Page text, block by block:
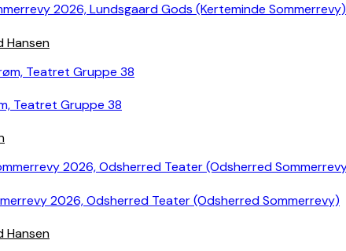
2026, Lundsgaard Gods (Kerteminde Sommerrevy)
Hansen
Teatret Gruppe 38
2026, Odsherred Teater (Odsherred Sommerrevy)
Hansen